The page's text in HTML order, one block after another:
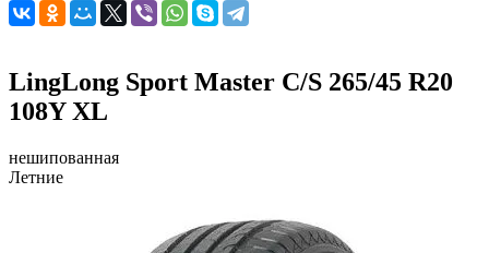
LingLong Sport Master C/S 265/45 R20
108Y XL
нешипованная
Летние